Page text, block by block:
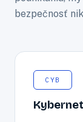
bezpečnosť
CYB